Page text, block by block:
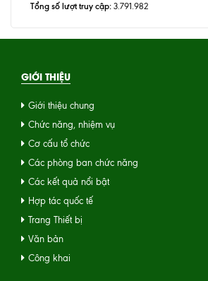
Tổng số lượt truy cập: 3.791.982
GIỚI THIỆU
Giới thiệu chung
Chức năng, nhiệm vụ
Cơ cấu tổ chức
Các phòng ban chức năng
Các kết quả nổi bật
Hợp tác quốc tế
Trang Thiết bị
Văn bản
Công khai